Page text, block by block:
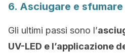
6. Asciugare e sfumare
Gli ultimi passi sono l’
UV-LED e l’applicazione